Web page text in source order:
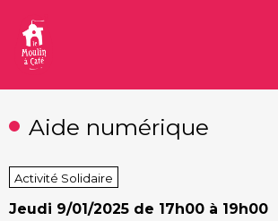
contenu
Aide numérique
Activité Solidaire
Jeudi 9/01/2025 de 17h00 à 19h00